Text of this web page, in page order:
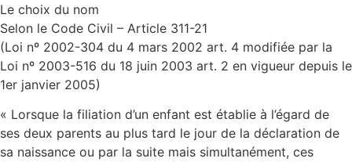
Le choix du nom
Selon le Code Civil – Article 311-21
(Loi nº 2002-304 du 4 mars 2002 art. 4 modifiée par la
Loi nº 2003-516 du 18 juin 2003 art. 2 en vigueur depuis le
1er janvier 2005)
« Lorsque la filiation d’un enfant est établie à l’égard de
ses deux parents au plus tard le jour de la déclaration de
sa naissance ou par la suite mais simultanément, ces